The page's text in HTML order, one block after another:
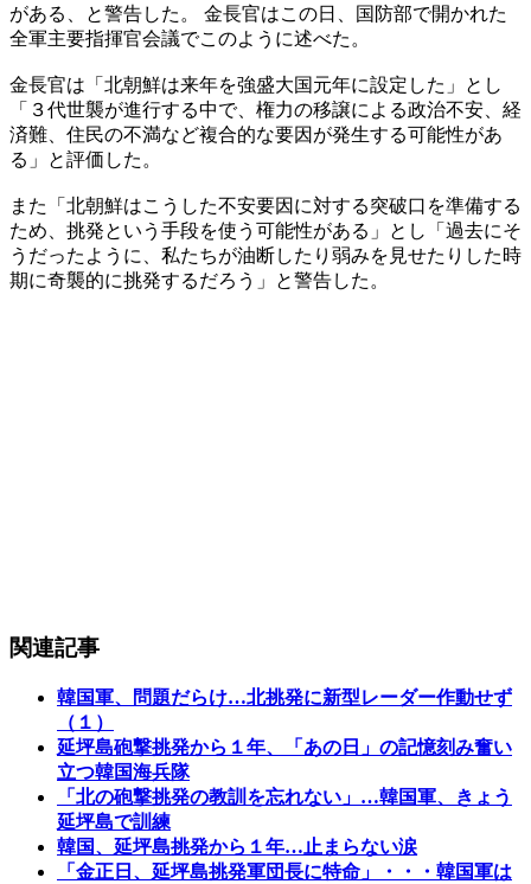
がある、と警告した。 金長官はこの日、国防部で開かれた
全軍主要指揮官会議でこのように述べた。
金長官は「北朝鮮は来年を強盛大国元年に設定した」とし
「３代世襲が進行する中で、権力の移譲による政治不安、経
済難、住民の不満など複合的な要因が発生する可能性があ
る」と評価した。
また「北朝鮮はこうした不安要因に対する突破口を準備する
ため、挑発という手段を使う可能性がある」とし「過去にそ
うだったように、私たちが油断したり弱みを見せたりした時
期に奇襲的に挑発するだろう」と警告した。
関連記事
韓国軍、問題だらけ…北挑発に新型レーダー作動せず
（１）
延坪島砲撃挑発から１年、「あの日」の記憶刻み奮い
立つ韓国海兵隊
「北の砲撃挑発の教訓を忘れない」…韓国軍、きょう
延坪島で訓練
韓国、延坪島挑発から１年…止まらない涙
「金正日、延坪島挑発軍団長に特命」・・・韓国軍は